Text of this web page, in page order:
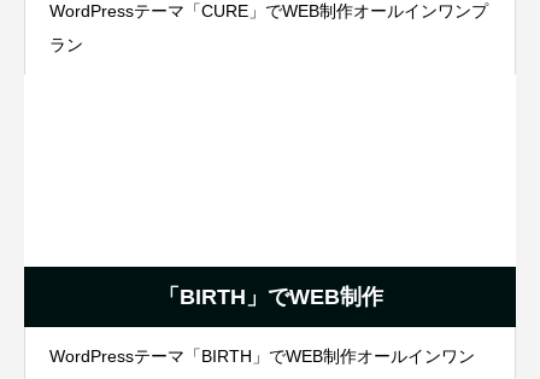
WordPressテーマ「CURE」でWEB制作オールインワンプ
ラン
「BIRTH」でWEB制作
WordPressテーマ「BIRTH」でWEB制作オールインワン